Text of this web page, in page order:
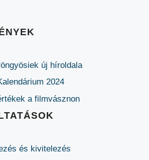
új híroldala
2024
a filmvásznon
és kivitelezés